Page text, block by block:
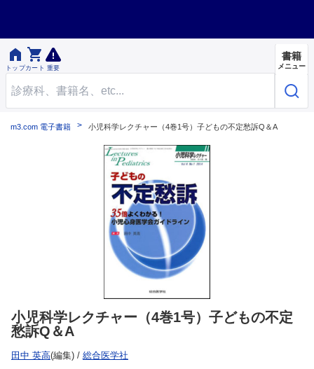

トップ

カート 重要
書籍
メニュー
m3.com 電子書籍 小児科学レクチャー（4巻1号）子どもの不定愁訴Q＆A
小児科学レクチャー（4巻1号）子どもの不定
愁訴Q＆A
田中 英高(編集) / 総合医学社